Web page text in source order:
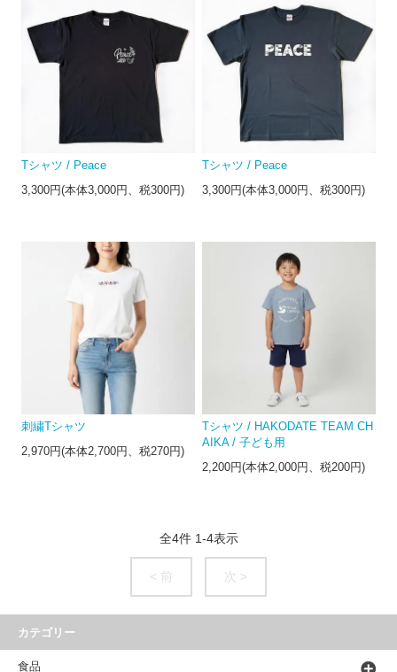
Tシャツ / Peace
3,300円(本体3,000円、税300円)
Tシャツ / Peace
3,300円(本体3,000円、税300円)
刺繍Tシャツ
2,970円(本体2,700円、税270円)
Tシャツ / HAKODATE TEAM CH
AIKA / 子ども用
2,200円(本体2,000円、税200円)
全4件 1-4表示
< 前 次 >
カテゴリー
食品